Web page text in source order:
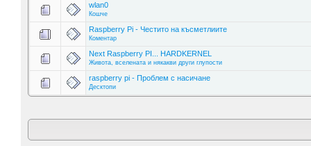
wlan0
Кошче
Raspberry Pi - Честито на късметлиите
Коментар
Next Raspberry PI... HARDKERNEL
Живота, вселената и някакви други глупости
raspberry pi - Проблем с насичане
Десктопи